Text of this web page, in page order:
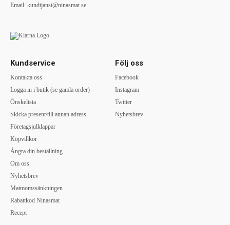
Email: kundtjanst@ninasmat.se
Kundservice
Kontakta oss
Logga in i butik (se gamla order)
Önskelista
Skicka present/till annan adress
Företagsjulklappar
Köpvillkor
Ångra din beställning
Om oss
Nyhetsbrev
Matmomssänkningen
Rabattkod Ninasmat
Recept
Följ oss
Facebook
Instagram
Twitter
Nyhetsbrev